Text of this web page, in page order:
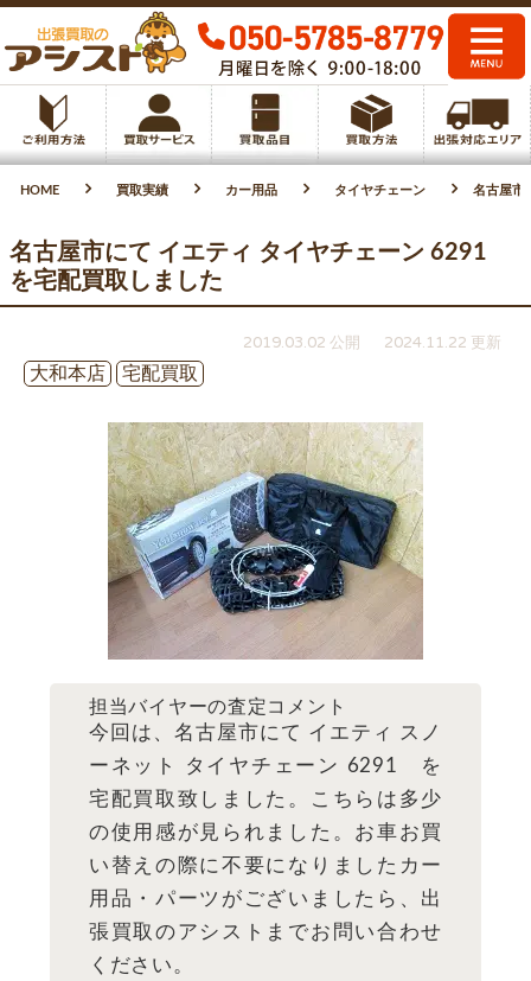
HOME 買取実績 カー用品 タイヤチェーン 名古屋市
名古屋市にて イエティ タイヤチェーン 6291
を宅配買取しました
2019.03.02 公開
2024.11.22 更新
大和本店
宅配買取
担当バイヤーの査定コメント
今回は、名古屋市にて イエティ スノ
ーネット タイヤチェーン 6291 を
宅配買取致しました。こちらは多少
の使用感が見られました。お車お買
い替えの際に不要になりましたカー
用品・パーツがございましたら、出
張買取のアシストまでお問い合わせ
ください。